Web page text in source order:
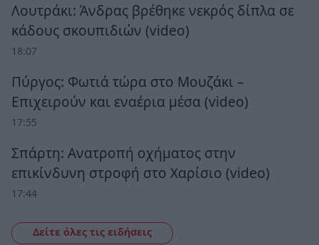
Λουτράκι: Άνδρας βρέθηκε νεκρός δίπλα σε
κάδους σκουπιδιών (video)
18:07
Πύργος: Φωτιά τώρα στο Μουζάκι –
Επιχειρούν και εναέρια μέσα (video)
17:55
Σπάρτη: Ανατροπή οχήματος στην
επικίνδυνη στροφή στο Χαρίσιο (video)
17:44
Δείτε όλες τις ειδήσεις